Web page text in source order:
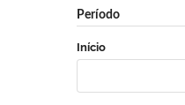
Período
Início